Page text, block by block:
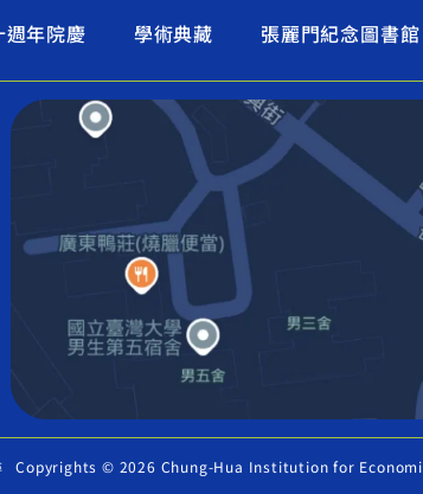
週年院慶 學術典藏 張麗門紀念圖書館
Copyrights © 2026 Chung-Hua Institution for